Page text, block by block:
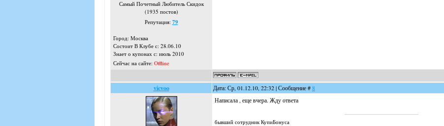
Самый Почетный Любитель Скидок
(1935 постов)
Репутация: 79
Город: Москва
Состоит В Клубе с: 28.06.10
Знает о купонах с: июль 2010
Сейчас на сайте: Offline
vicvoo Дата: Ср, 01.12.10, 22:32 | Сообщение #8
Написала , еще вчера. Жду ответа
бывший сотрудник КупиБонуса